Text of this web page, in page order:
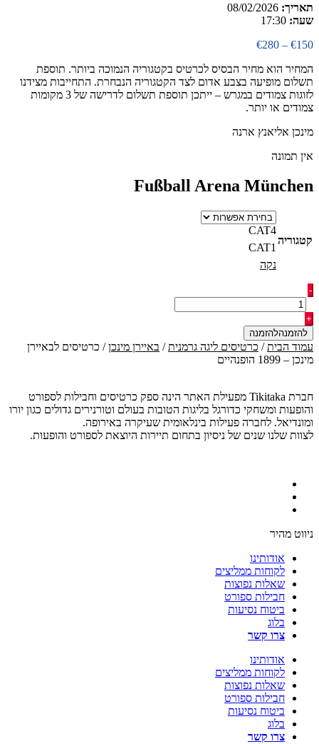
תאריך:
שעה:
€150
–
€280 טווח
עד
המחיר הוא מחיר הבסיס לכרטיס בקטגוריה הנמוכה ביותר. תוספת
תשלום מופיעה בצבע אדום לצד הקטגוריה הנבחרת. התחייבות מצידנו
לזוגות צמודים במגרש – ייתכן תוספת תשלום לדרישה של 3 מקומות
צמודים או יותר.
מינכן אליאנץ ארנה
אין תמונה
Fußball Arena München
קטגוריה
CAT4
CAT1
נקה
כמות
של
כרטיסים
לבאיירן
מינכן
-
1899
-
+
להזמנה
עמוד הבית/ כרטיסים ליגה גרמנית/ באיירן מינכן/ כרטיסים לבאיירן
מינכן – 1899 הופנהיים
חברת Tikitaka מפעילת האתר הינה ספק כרטיסים וחבילות לספורט
והופעות ומשחקי כדורגל בליגות הטובות בעולם וטורנירים גדולים כגון יורו
ומונדיאל. לחברה פעילות בינלאומית שעיקרה באירופה.
לצוות שלנו שנים של ניסיון בתחום תיירות היוצאת לספורט והופעות.
ניווט מהיר
אודותינו
לקוחות ממליצים
שאלות נפוצות
חבילות ספורט
ביטוח נסיעות
בלוג
צרו קשר
אודותינו
לקוחות ממליצים
שאלות נפוצות
חבילות ספורט
ביטוח נסיעות
בלוג
צרו קשר